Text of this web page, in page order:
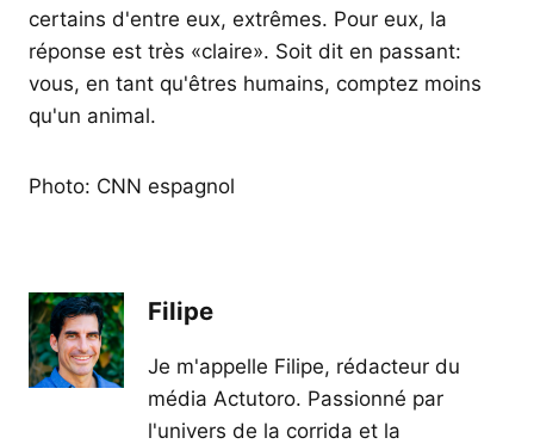
certains d'entre eux, extrêmes. Pour eux, la
réponse est très «claire». Soit dit en passant:
vous, en tant qu'êtres humains, comptez moins
qu'un animal.
Photo: CNN espagnol
Filipe
Je m'appelle Filipe, rédacteur du
média Actutoro. Passionné par
l'univers de la corrida et la